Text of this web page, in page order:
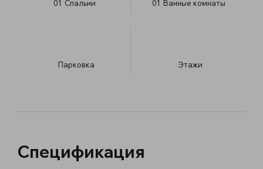
01 Спальни 01 Ванные комнаты
Парковка ​Этажи
Спецификация